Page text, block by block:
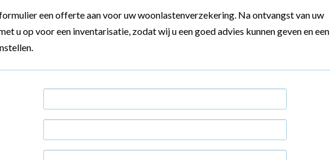
een offerte aan voor uw woonlastenverzekering. Na ontvangst van uw
u op voor een inventarisatie, zodat wij u een goed advies kunnen geven en een